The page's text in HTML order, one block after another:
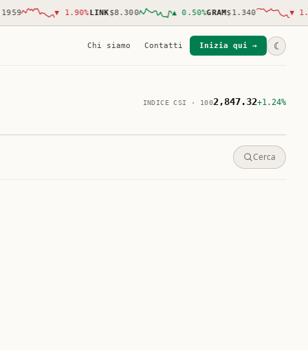
▼ 1.90%LINK$8.300 ▲ 0.50 %GRAM$1.340 ▼ 1.00
Chi siamo Contatti Inizia qui → ☾
INDICE CSI · 1002,847.32+1.24%
Cerca